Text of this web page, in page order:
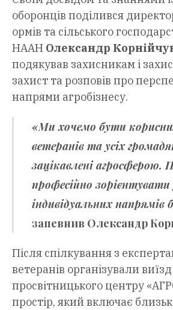
оборонців поділився
ормів та сільського
НААН Олександр
подякував захисникам і
захист та розповів про
напрями агробізнесу.
«Ми хочемо бути
ветеранів та усіх
зацікавлені агросферою.
професійно зорієнтувати
індивідуальних напрямів
запевнив Олександр
Після спілкування з
ветеранів організували
просвітницького центру
простір, який включає